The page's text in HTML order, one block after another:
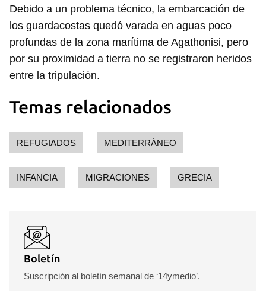
Debido a un problema técnico, la embarcación de
los guardacostas quedó varada en aguas poco
profundas de la zona marítima de Agathonisi, pero
por su proximidad a tierra no se registraron heridos
entre la tripulación.
Temas relacionados
REFUGIADOS MEDITERRÁNEO
INFANCIA MIGRACIONES GRECIA
Boletín
Suscripción al boletín semanal de ‘14ymedio’.